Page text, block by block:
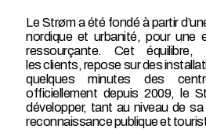
Le Strøm a été fondé à partir
nordique et urbanité, pour une
ressourçante. Cet
les clients, repose sur des
quelques minutes des
officiellement depuis 2009, le
développer, tant au niveau de
reconnaissance publique et